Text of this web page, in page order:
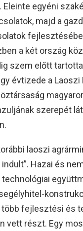
Eleinte egyéni
majd a
a két ország
szem előtt
évtizede a Laoszi
szerepét
laoszi
indult”. Hazai és
több fejlesztési és
vett részt. Egy